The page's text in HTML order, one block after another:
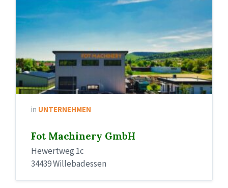
in UNTERNEHMEN
Fot Machinery GmbH
Hewertweg 1c
34439 Willebadessen